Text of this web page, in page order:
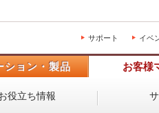
サポート イベ
ション・製品 お客様
役立ち情報